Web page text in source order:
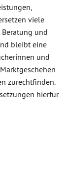
viele
Beratung und
bleibt eine
und
zurechtfinden.
hierfür